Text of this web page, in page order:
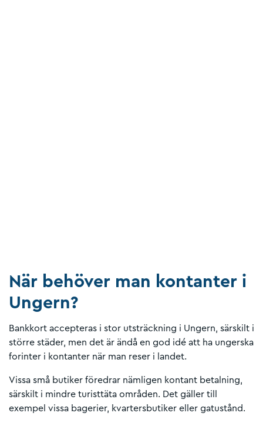
När behöver man kontanter i
Ungern?
Bankkort accepteras i stor utsträckning i Ungern, särskilt i
större städer, men det är ändå en god idé att ha ungerska
forinter i kontanter när man reser i landet.
Vissa små butiker föredrar nämligen kontant betalning,
särskilt i mindre turisttäta områden. Det gäller till
exempel vissa bagerier, kvartersbutiker eller gatustånd.